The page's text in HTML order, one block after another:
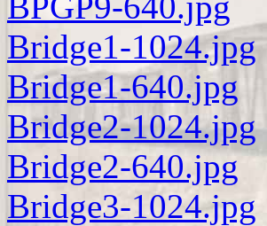
Bridge1-1024.jpg
Bridge1-640.jpg
Bridge2-1024.jpg
Bridge2-640.jpg
Bridge3-1024.jpg